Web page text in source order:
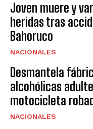
Joven muere y
heridas tras
Bahoruco
NACIONALES
Desmantela
alcohólicas
motocicleta
NACIONALES